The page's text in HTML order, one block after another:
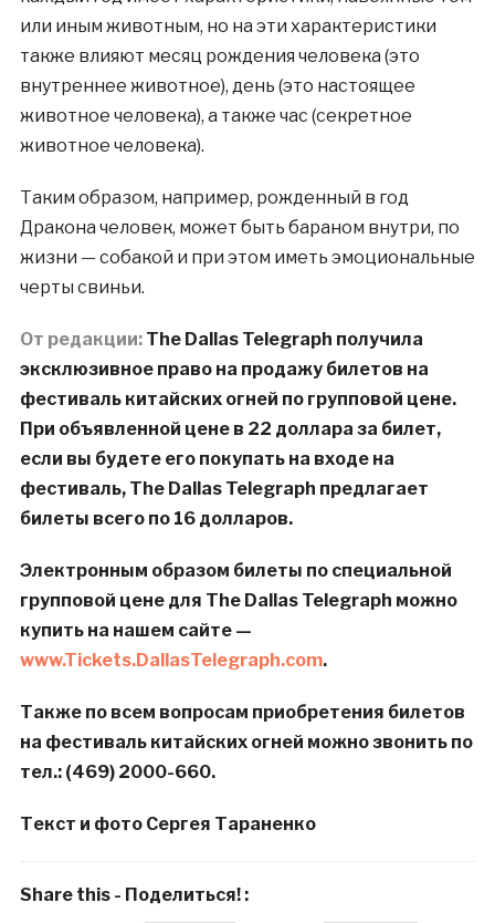
или иным животным, но на эти характеристики
также влияют месяц рождения человека (это
внутреннее животное), день (это настоящее
животное человека), а также час (секретное
животное человека).
Таким образом, например, рожденный в год
Дракона человек, может быть бараном внутри, по
жизни — собакой и при этом иметь эмоциональные
черты свиньи.
От редакции:The Dallas Telegraph получила
эксклюзивное право на продажу билетов на
фестиваль китайских огней по групповой цене.
При объявленной цене в 22 доллара за билет,
если вы будете его покупать на входе на
фестиваль, The Dallas Telegraph предлагает
билеты всего по 16 долларов.
Электронным образом билеты по специальной
групповой цене для The Dallas Telegraph можно
купить на нашем сайте —
www.Tickets.DallasTelegraph.com.
Также по всем вопросам приобретения билетов
на фестиваль китайских огней можно звонить по
тел.: (469) 2000-660.
Текст и фото Сергея Тараненко
Share this - Поделиться! :